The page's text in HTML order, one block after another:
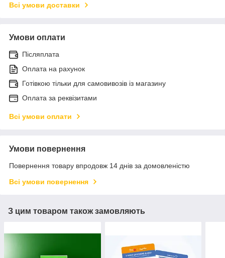
Всі умови доставки
Умови оплати
Післяплата
Оплата на рахунок
Готівкою тільки для самовивозів із магазину
Оплата за реквізитами
Всі умови оплати
Умови повернення
Повернення товару впродовж 14 днів за домовленістю
Всі умови повернення
З цим товаром також замовляють